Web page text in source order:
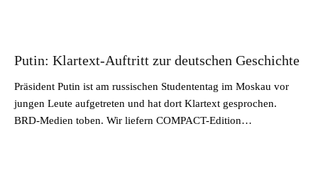
Putin: Klartext-Auftritt zur deutschen Geschichte
Präsident Putin ist am russischen Studententag im Moskau vor
jungen Leute aufgetreten und hat dort Klartext gesprochen.
BRD-Medien toben. Wir liefern COMPACT-Edition…